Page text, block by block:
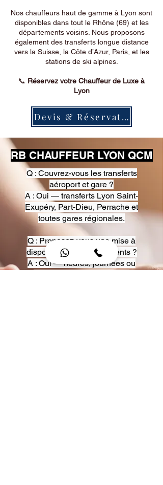
Nos chauffeurs haut de gamme à Lyon sont
disponibles dans tout le Rhône (69) et les
départements voisins. Nous proposons
également des transferts longue distance
vers la Suisse, la Côte d’Azur, Paris, et les
stations de ski alpines.
📞 Réservez votre Chauffeur de Luxe à
Lyon
Devis & Réservation
RB CHAUFFEUR LYON QCM
Q : Couvrez-vous les transferts
aéroport et gare ?
A : Oui — transferts Lyon Saint-
Exupéry, Part-Dieu, Perrache et
toutes gares régionales.
Q : Proposez-vous une mise à
disposition pour événements ?
A : Oui — heures, journées ou